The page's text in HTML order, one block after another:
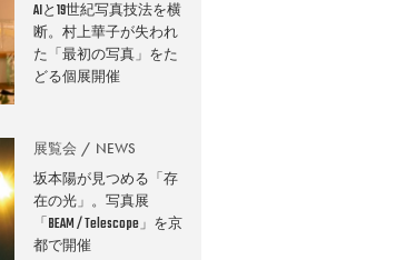
AIと19世紀写真技法を横
断。村上華子が失われ
た「最初の写真」をた
どる個展開催
展覧会 NEWS
坂本陽が見つめる「存
在の光」。写真展
「BEAM / Telescope」を京
都で開催